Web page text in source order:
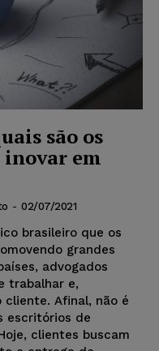
são os
inovar em
- 02/07/2021
brasileiro que os
grandes
advogados
trabalhar e,
Afinal, não é
escritórios de
clientes buscam